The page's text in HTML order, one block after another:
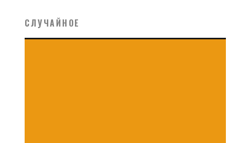
СЛУЧАЙНОЕ